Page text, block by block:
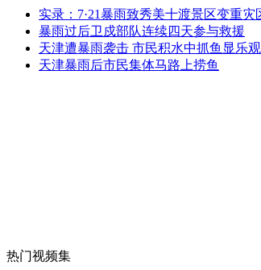
“憨豆先生”参加奥运会开幕式表演
女孩北京地铁殴打老人 痛下狠手拳打脚
实录：7·21暴雨致秀美十渡景区变重灾
暴雨过后卫戍部队连续四天参与救援
天津遭暴雨袭击 市民积水中抓鱼显乐观
天津暴雨后市民集体马路上捞鱼
热门视频集